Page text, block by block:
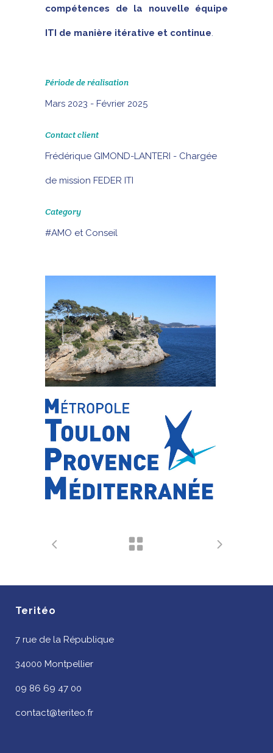
compétences de la nouvelle équipe
ITI de manière itérative et continue.
Période de réalisation
Mars 2023 - Février 2025
Contact client
Frédérique GIMOND-LANTERI - Chargée
de mission FEDER ITI
Category
#AMO et Conseil
Teritéo
7 rue de la République
34000 Montpellier
09 86 69 47 00
contact@teriteo.fr